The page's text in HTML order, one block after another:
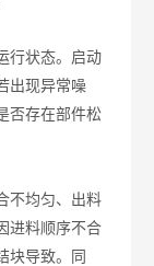
状态。启动
出现异常噪
否存在部件松
均匀、出料
进料顺序不合
块导致。同